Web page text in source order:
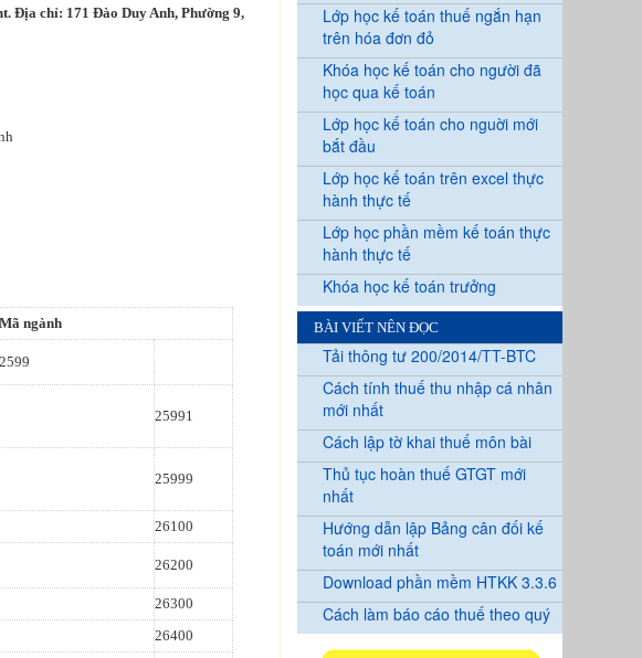
Địa chỉ: 171 Đào Duy Anh, Phường 9,
Mã ngành
2599
25991
25999
26100
26200
26300
26400
Lớp học kế toán thuế ngắn hạn
trên hóa đơn đỏ
Khóa học kế toán cho người đã
học qua kế toán
Lớp học kế toán cho nguời mới
bắt đầu
Lớp học kế toán trên excel thực
hành thực tế
Lớp học phần mềm kế toán thực
hành thực tế
Khóa học kế toán trưởng
BÀI VIẾT NÊN ĐỌC
Tải thông tư 200/2014/TT-BTC
Cách tính thuế thu nhập cá nhân
mới nhất
Cách lập tờ khai thuế môn bài
Thủ tục hoàn thuế GTGT mới
nhất
Hướng dẫn lập Bảng cân đối kế
toán mới nhất
Download phần mềm HTKK 3.3.6
Cách làm báo cáo thuế theo quý